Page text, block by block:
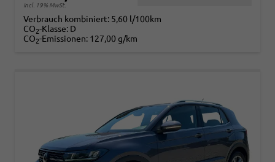
incl. 19% MwSt.
Verbrauch kombiniert: 5,60 l/100km
CO2-Klasse: D
CO2-Emissionen: 127,00 g/km